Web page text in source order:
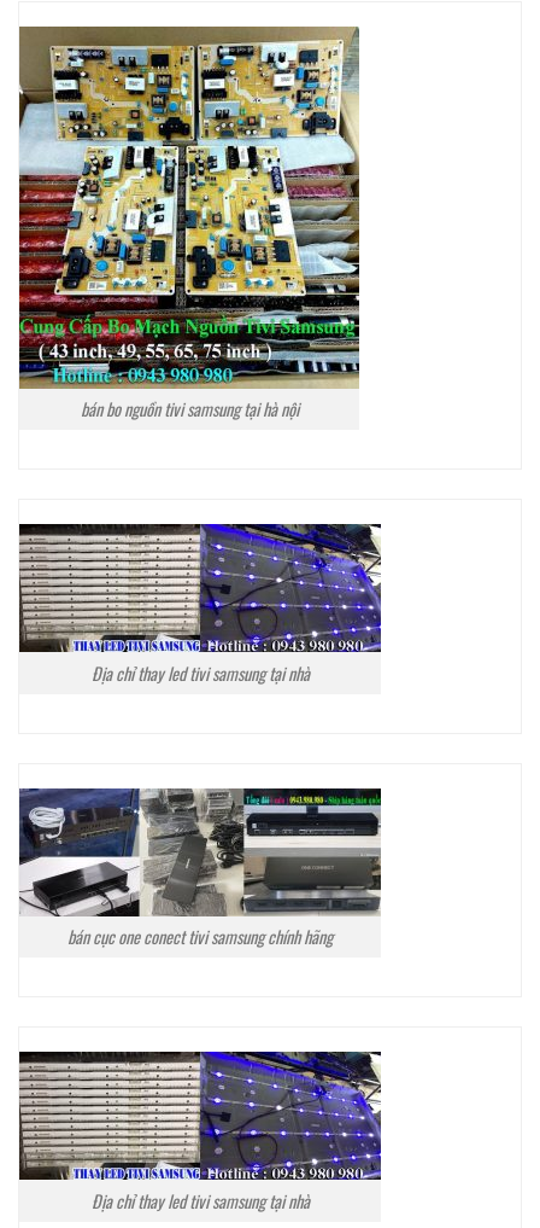
bán bo nguồn tivi samsung tại hà nội
Địa chỉ thay led tivi samsung tại nhà
bán cục one conect tivi samsung chính hãng
Địa chỉ thay led tivi samsung tại nhà